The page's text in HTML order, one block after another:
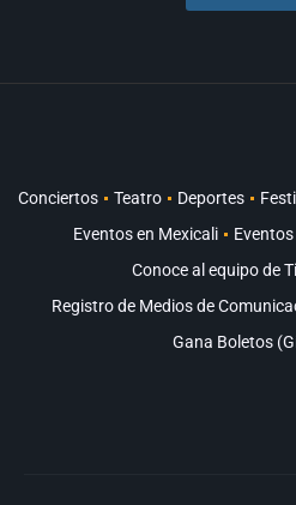
Conciertos Teatro Deportes
Eventos en Mexicali
Conoce al equipo de
Registro de Medios de
Gana Boletos